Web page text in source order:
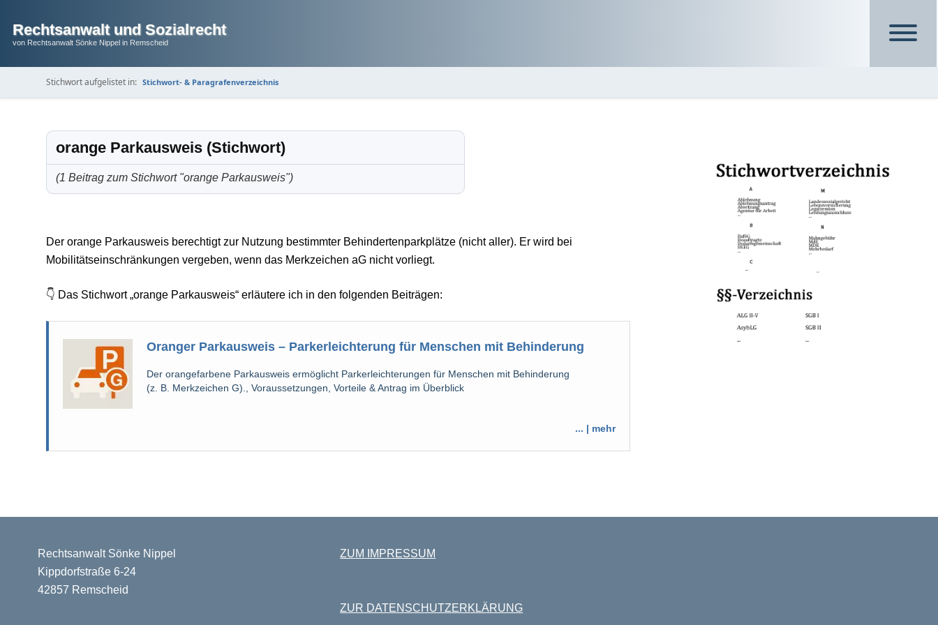
Rechtsanwalt und Sozialrecht
von Rechtsanwalt Sönke Nippel in Remscheid
Stichwort aufgelistet in: Stichwort- & Paragrafenverzeichnis
orange Parkausweis (Stichwort)
(1 Beitrag zum Stichwort "orange Parkausweis")
Der orange Parkausweis berechtigt zur Nutzung bestimmter Behindertenparkplätze (nicht aller). Er wird bei
Mobilitätseinschränkungen vergeben, wenn das Merkzeichen aG nicht vorliegt.
👇 Das Stichwort „orange Parkausweis“ erläutere ich in den folgenden Beiträgen:
Oranger Parkausweis – Parkerleichterung für Menschen mit Behinderung
Der orangefarbene Parkausweis ermöglicht Parkerleichterungen für Menschen mit Behinderung
(z. B. Merkzeichen G)., Voraussetzungen, Vorteile & Antrag im Überblick
... | mehr
Rechtsanwalt Sönke Nippel
Kippdorfstraße 6-24
42857 Remscheid
ZUM IMPRESSUM
ZUR DATENSCHUTZERKLÄRUNG